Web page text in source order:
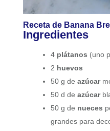
Receta de Banana
Ingredientes
4 plátanos (uno
2 huevos
50 g de azúcar
50 d de azúcar
50 g de nueces
grandes para